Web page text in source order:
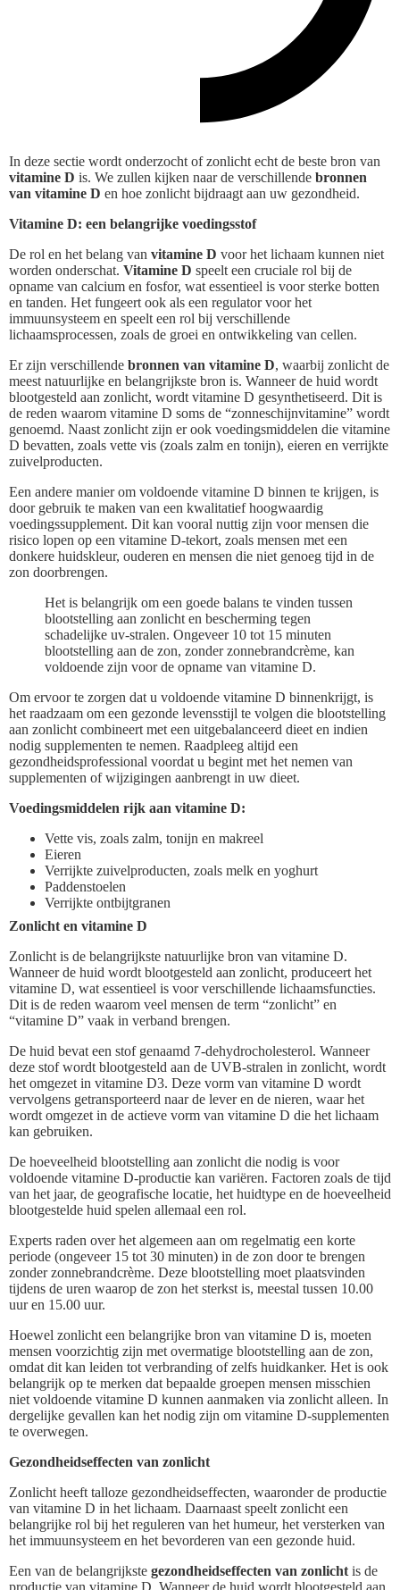
In deze sectie wordt onderzocht of zonlicht echt de beste bron van
vitamine D is. We zullen kijken naar de verschillende bronnen
van vitamine D en hoe zonlicht bijdraagt aan uw gezondheid.
Vitamine D: een belangrijke voedingsstof
De rol en het belang van vitamine D voor het lichaam kunnen niet
worden onderschat. Vitamine D speelt een cruciale rol bij de
opname van calcium en fosfor, wat essentieel is voor sterke botten
en tanden. Het fungeert ook als een regulator voor het
immuunsysteem en speelt een rol bij verschillende
lichaamsprocessen, zoals de groei en ontwikkeling van cellen.
Er zijn verschillende bronnen van vitamine D, waarbij zonlicht de
meest natuurlijke en belangrijkste bron is. Wanneer de huid wordt
blootgesteld aan zonlicht, wordt vitamine D gesynthetiseerd. Dit is
de reden waarom vitamine D soms de “zonneschijnvitamine” wordt
genoemd. Naast zonlicht zijn er ook voedingsmiddelen die vitamine
D bevatten, zoals vette vis (zoals zalm en tonijn), eieren en verrijkte
zuivelproducten.
Een andere manier om voldoende vitamine D binnen te krijgen, is
door gebruik te maken van een kwalitatief hoogwaardig
voedingssupplement. Dit kan vooral nuttig zijn voor mensen die
risico lopen op een vitamine D-tekort, zoals mensen met een
donkere huidskleur, ouderen en mensen die niet genoeg tijd in de
zon doorbrengen.
Het is belangrijk om een goede balans te vinden tussen
blootstelling aan zonlicht en bescherming tegen
schadelijke uv-stralen. Ongeveer 10 tot 15 minuten
blootstelling aan de zon, zonder zonnebrandcrème, kan
voldoende zijn voor de opname van vitamine D.
Om ervoor te zorgen dat u voldoende vitamine D binnenkrijgt, is
het raadzaam om een gezonde levensstijl te volgen die blootstelling
aan zonlicht combineert met een uitgebalanceerd dieet en indien
nodig supplementen te nemen. Raadpleeg altijd een
gezondheidsprofessional voordat u begint met het nemen van
supplementen of wijzigingen aanbrengt in uw dieet.
Voedingsmiddelen rijk aan vitamine D:
Vette vis, zoals zalm, tonijn en makreel
Eieren
Verrijkte zuivelproducten, zoals melk en yoghurt
Paddenstoelen
Verrijkte ontbijtgranen
Zonlicht en vitamine D
Zonlicht is de belangrijkste natuurlijke bron van vitamine D.
Wanneer de huid wordt blootgesteld aan zonlicht, produceert het
vitamine D, wat essentieel is voor verschillende lichaamsfuncties.
Dit is de reden waarom veel mensen de term “zonlicht” en
“vitamine D” vaak in verband brengen.
De huid bevat een stof genaamd 7-dehydrocholesterol. Wanneer
deze stof wordt blootgesteld aan de UVB-stralen in zonlicht, wordt
het omgezet in vitamine D3. Deze vorm van vitamine D wordt
vervolgens getransporteerd naar de lever en de nieren, waar het
wordt omgezet in de actieve vorm van vitamine D die het lichaam
kan gebruiken.
De hoeveelheid blootstelling aan zonlicht die nodig is voor
voldoende vitamine D-productie kan variëren. Factoren zoals de tijd
van het jaar, de geografische locatie, het huidtype en de hoeveelheid
blootgestelde huid spelen allemaal een rol.
Experts raden over het algemeen aan om regelmatig een korte
periode (ongeveer 15 tot 30 minuten) in de zon door te brengen
zonder zonnebrandcrème. Deze blootstelling moet plaatsvinden
tijdens de uren waarop de zon het sterkst is, meestal tussen 10.00
uur en 15.00 uur.
Hoewel zonlicht een belangrijke bron van vitamine D is, moeten
mensen voorzichtig zijn met overmatige blootstelling aan de zon,
omdat dit kan leiden tot verbranding of zelfs huidkanker. Het is ook
belangrijk op te merken dat bepaalde groepen mensen misschien
niet voldoende vitamine D kunnen aanmaken via zonlicht alleen. In
dergelijke gevallen kan het nodig zijn om vitamine D-supplementen
te overwegen.
Gezondheidseffecten van zonlicht
Zonlicht heeft talloze gezondheidseffecten, waaronder de productie
van vitamine D in het lichaam. Daarnaast speelt zonlicht een
belangrijke rol bij het reguleren van het humeur, het versterken van
het immuunsysteem en het bevorderen van een gezonde huid.
Een van de belangrijkste gezondheidseffecten van zonlicht is de
productie van vitamine D. Wanneer de huid wordt blootgesteld aan